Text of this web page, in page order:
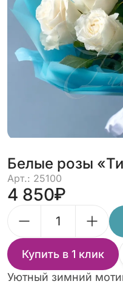
Белые розы
Арт.: 25100
4 850
Купить в 1 клик
Уютный зимний